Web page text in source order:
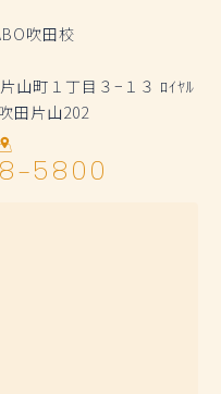
吹田校
山町１丁目３−１３ ﾛｲﾔﾙ
田片山202
5800